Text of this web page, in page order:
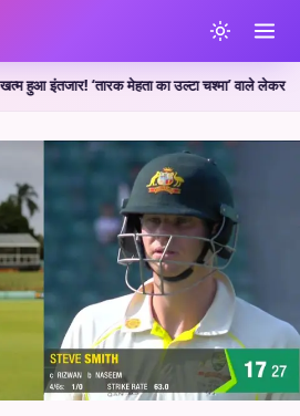
‘तारक मेहता का उल्टा चश्मा’ वाले लेकर आए